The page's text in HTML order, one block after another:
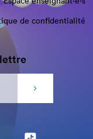
de confidentialité